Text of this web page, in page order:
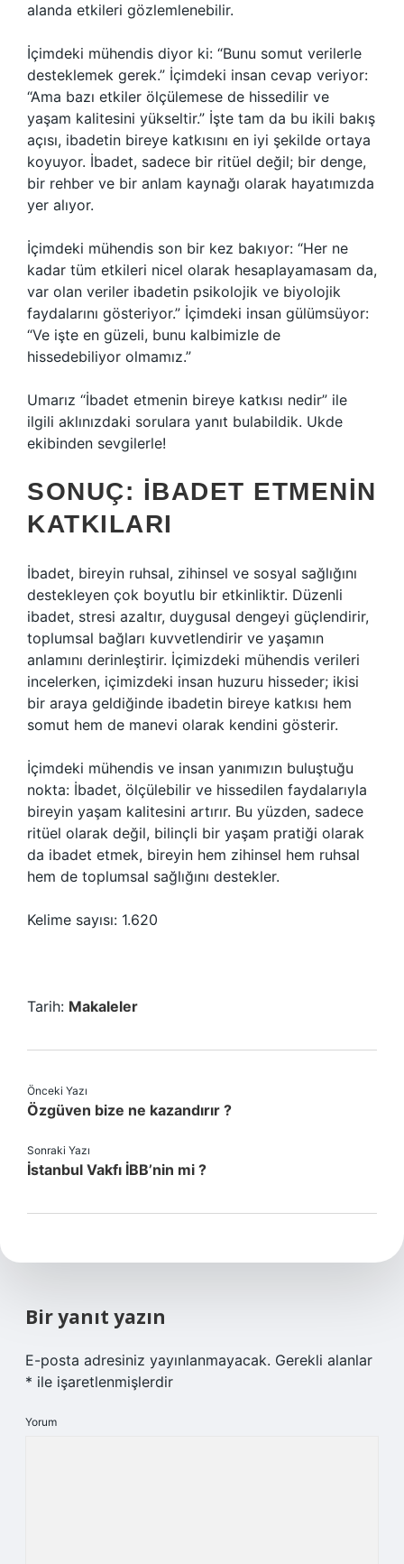
alanda etkileri gözlemlenebilir.
İçimdeki mühendis diyor ki: “Bunu somut verilerle
desteklemek gerek.” İçimdeki insan cevap veriyor:
“Ama bazı etkiler ölçülemese de hissedilir ve
yaşam kalitesini yükseltir.” İşte tam da bu ikili bakış
açısı, ibadetin bireye katkısını en iyi şekilde ortaya
koyuyor. İbadet, sadece bir ritüel değil; bir denge,
bir rehber ve bir anlam kaynağı olarak hayatımızda
yer alıyor.
İçimdeki mühendis son bir kez bakıyor: “Her ne
kadar tüm etkileri nicel olarak hesaplayamasam da,
var olan veriler ibadetin psikolojik ve biyolojik
faydalarını gösteriyor.” İçimdeki insan gülümsüyor:
“Ve işte en güzeli, bunu kalbimizle de
hissedebiliyor olmamız.”
Umarız “İbadet etmenin bireye katkısı nedir” ile
ilgili aklınızdaki sorulara yanıt bulabildik. Ukde
ekibinden sevgilerle!
SONUÇ: İBADET ETMENIN
KATKILARI
İbadet, bireyin ruhsal, zihinsel ve sosyal sağlığını
destekleyen çok boyutlu bir etkinliktir. Düzenli
ibadet, stresi azaltır, duygusal dengeyi güçlendirir,
toplumsal bağları kuvvetlendirir ve yaşamın
anlamını derinleştirir. İçimizdeki mühendis verileri
incelerken, içimizdeki insan huzuru hisseder; ikisi
bir araya geldiğinde ibadetin bireye katkısı hem
somut hem de manevi olarak kendini gösterir.
İçimdeki mühendis ve insan yanımızın buluştuğu
nokta: İbadet, ölçülebilir ve hissedilen faydalarıyla
bireyin yaşam kalitesini artırır. Bu yüzden, sadece
ritüel olarak değil, bilinçli bir yaşam pratiği olarak
da ibadet etmek, bireyin hem zihinsel hem ruhsal
hem de toplumsal sağlığını destekler.
Kelime sayısı: 1.620
Tarih: Makaleler
Önceki Yazı
Özgüven bize ne kazandırır ?
Sonraki Yazı
İstanbul Vakfı İBB’nin mi ?
Bir yanıt yazın
E-posta adresiniz yayınlanmayacak. Gerekli alanlar
* ile işaretlenmişlerdir
Yorum